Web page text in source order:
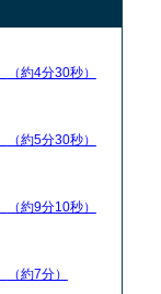
（約4分30秒）
（約5分30秒）
（約9分10秒）
（約7分）